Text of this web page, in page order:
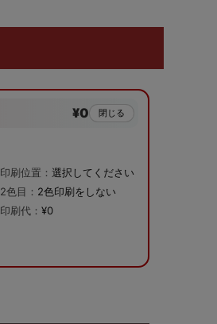
¥0 閉じる
印刷位置：選択してください
2色目： 2色印刷をしない
印刷代：¥0